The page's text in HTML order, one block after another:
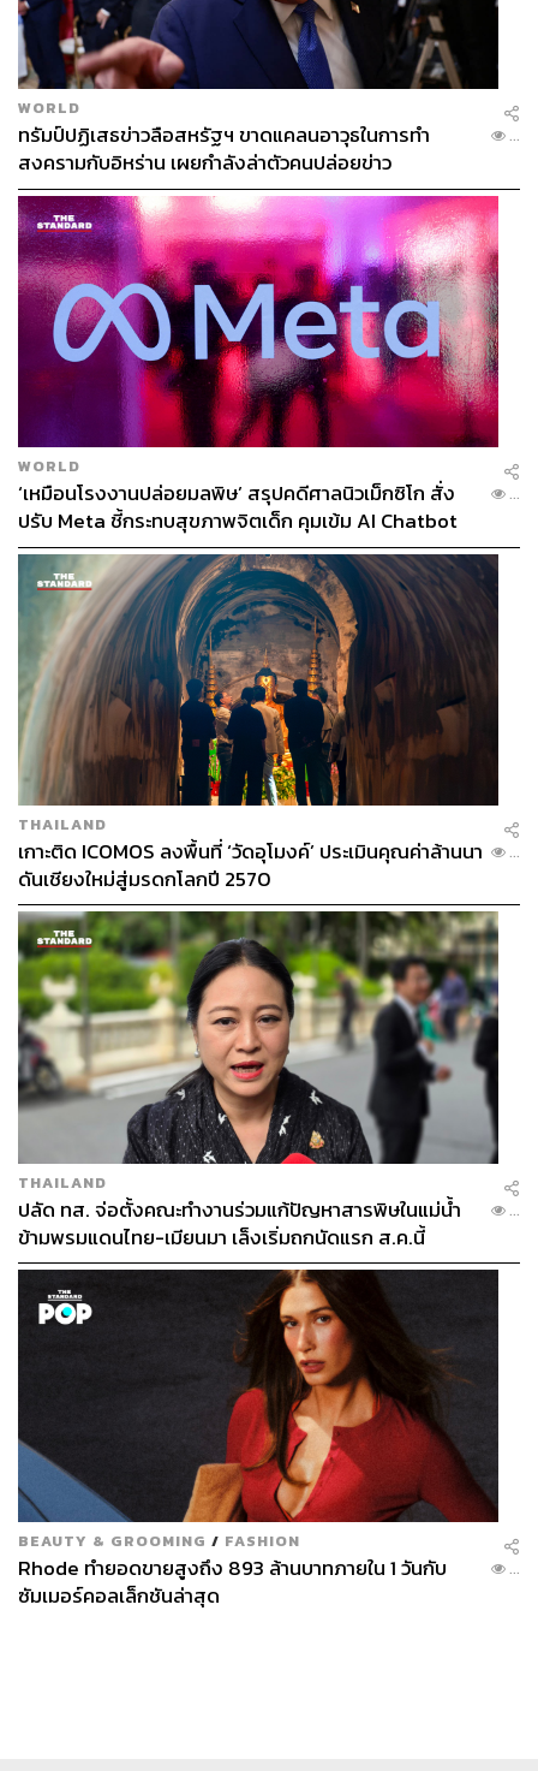
WORLD
ทรัมป์ปฏิเสธข่าวลือสหรัฐฯ ขาดแคลนอาวุธในการทำ
สงครามกับอิหร่าน เผยกำลังล่าตัวคนปล่อยข่าว
...
WORLD
‘เหมือนโรงงานปล่อยมลพิษ’ สรุปคดีศาลนิวเม็กซิโก สั่ง
ปรับ Meta ชี้กระทบสุขภาพจิตเด็ก คุมเข้ม AI Chatbot
...
THAILAND
เกาะติด ICOMOS ลงพื้นที่ ‘วัดอุโมงค์’ ประเมินคุณค่าล้านนา
ดันเชียงใหม่สู่มรดกโลกปี 2570
...
THAILAND
ปลัด ทส. จ่อตั้งคณะทำงานร่วมแก้ปัญหาสารพิษในแม่น้ำ
ข้ามพรมแดนไทย-เมียนมา เล็งเริ่มถกนัดแรก ส.ค.นี้
...
BEAUTY & GROOMING / FASHION
Rhode ทำยอดขายสูงถึง 893 ล้านบาทภายใน 1 วันกับ
ซัมเมอร์คอลเล็กชันล่าสุด
...